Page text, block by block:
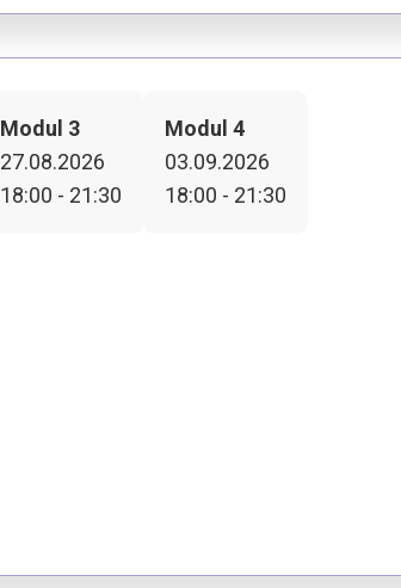
Modul 3
27.08.2026
18:00 - 21:30
Modul 4
03.09.2026
18:00 - 21:30